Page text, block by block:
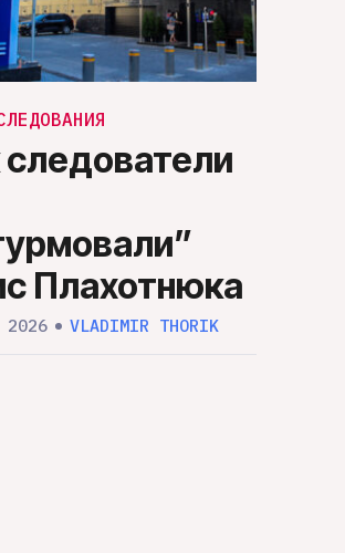
следователи
Плахотнюка
VLADIMIR THORIK